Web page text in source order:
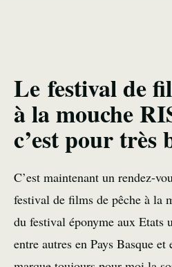
Le festival de
à la mouche
c’est pour très
C’est maintenant un rendez-
festival de films de pêche à la
du festival éponyme aux Etats
entre autres en Pays Basque